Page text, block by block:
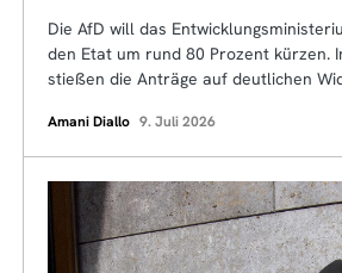
Die AfD will das
den Etat um rund 80 Prozent kürzen.
stießen die Anträge auf deutlichen
Amani Diallo 9. Juli 2026